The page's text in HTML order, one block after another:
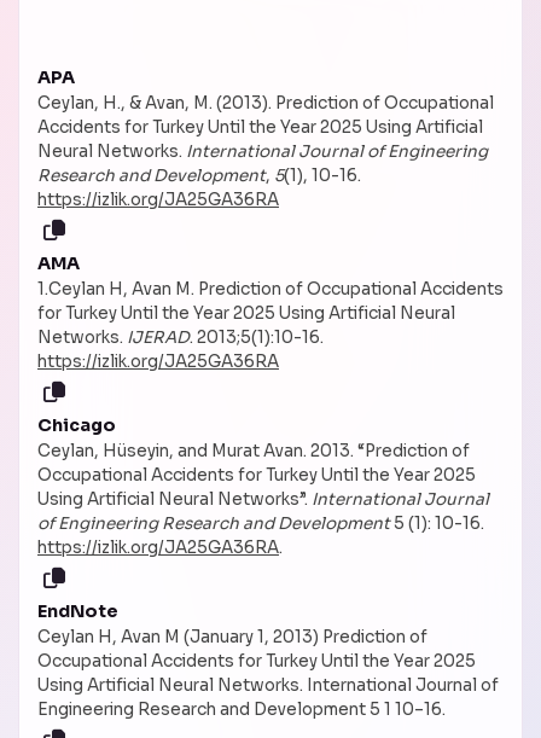
APA
Ceylan, H., & Avan, M. (2013). Prediction of Occupational
Accidents for Turkey Until the Year 2025 Using Artificial
Neural Networks. International Journal of Engineering
Research and Development, 5(1), 10-16.
https://izlik.org/JA25GA36RA
AMA
1.Ceylan H, Avan M. Prediction of Occupational Accidents
for Turkey Until the Year 2025 Using Artificial Neural
Networks. IJERAD. 2013;5(1):10-16.
https://izlik.org/JA25GA36RA
Chicago
Ceylan, Hüseyin, and Murat Avan. 2013. “Prediction of
Occupational Accidents for Turkey Until the Year 2025
Using Artificial Neural Networks”. International Journal
of Engineering Research and Development5 (1): 10-16.
https://izlik.org/JA25GA36RA.
EndNote
Ceylan H, Avan M (January 1, 2013) Prediction of
Occupational Accidents for Turkey Until the Year 2025
Using Artificial Neural Networks. International Journal of
Engineering Research and Development 5 1 10–16.